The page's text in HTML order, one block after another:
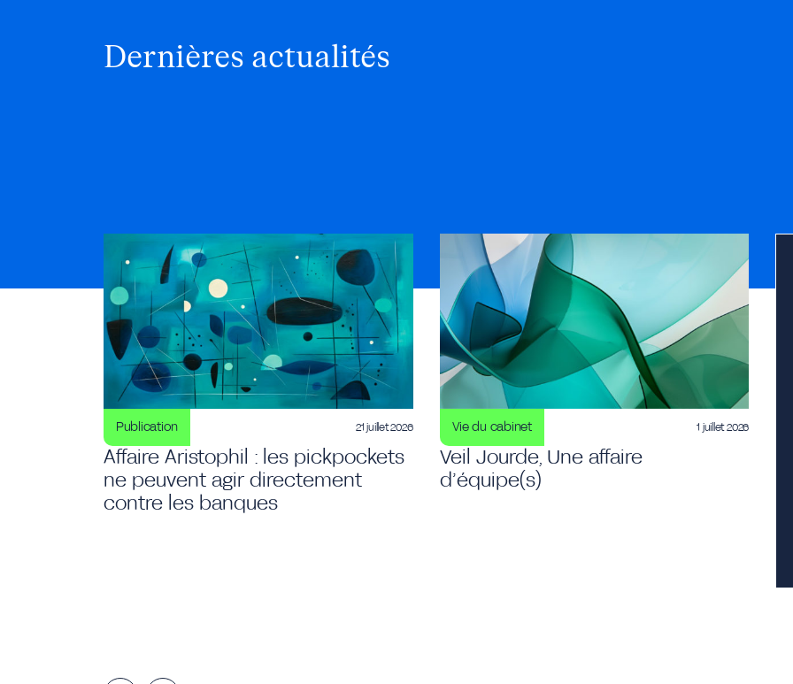
Dernières actualités
Publication 21 juillet 2026
Affaire Aristophil : les pickpockets
ne peuvent agir directement
contre les banques
Vie du cabinet 1 juillet 2026
Veil Jourde, Une affaire
d’équipe(s)